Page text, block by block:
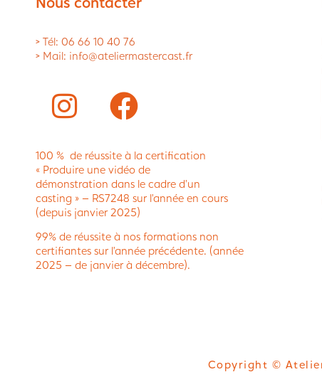
> Tél: 06 66 10 40 76
> Mail: info@ateliermastercast.fr
100 % de réussite à la certification
« Produire une vidéo de
démonstration dans le cadre d’un
casting » – RS7248 sur l’année en cours
(depuis janvier 2025)
99% de réussite à nos formations non
certifiantes sur l’année précédente. (année
2025 – de janvier à décembre).
Copyright ©